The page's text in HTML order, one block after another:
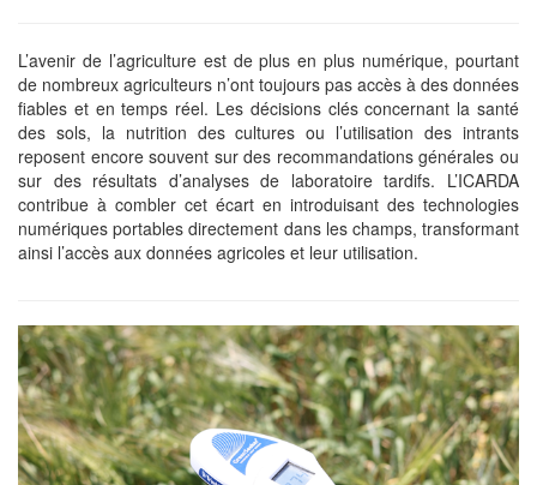
L’avenir de l’agriculture est de plus en plus numérique, pourtant
de nombreux agriculteurs n’ont toujours pas accès à des données
fiables et en temps réel. Les décisions clés concernant la santé
des sols, la nutrition des cultures ou l’utilisation des intrants
reposent encore souvent sur des recommandations générales ou
sur des résultats d’analyses de laboratoire tardifs. L’ICARDA
contribue à combler cet écart en introduisant des technologies
numériques portables directement dans les champs, transformant
ainsi l’accès aux données agricoles et leur utilisation.